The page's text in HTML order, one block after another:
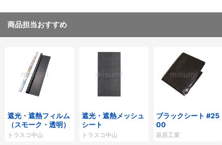
商品担当おすすめ
遮光・遮熱フィルム
（スモーク・透明）
トラスコ中山
遮光・遮熱メッシュ
シート
トラスコ中山
ブラックシート #25
00
萩原工業